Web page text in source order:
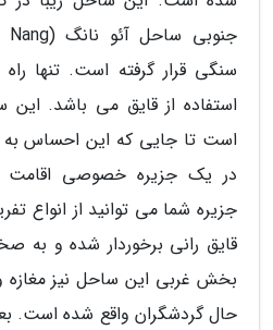
سنگی قرار گرفته است. تنها
استفاده از قایق می باشد.
است تا جایی که این احساس
در یک جزیره خصوصی اقامت
جزیره شما می توانید از انواع
قایق رانی برخوردار شده و به
بخش غربی این ساحل نیز مغازه
حال گردشگران واقع شده است.